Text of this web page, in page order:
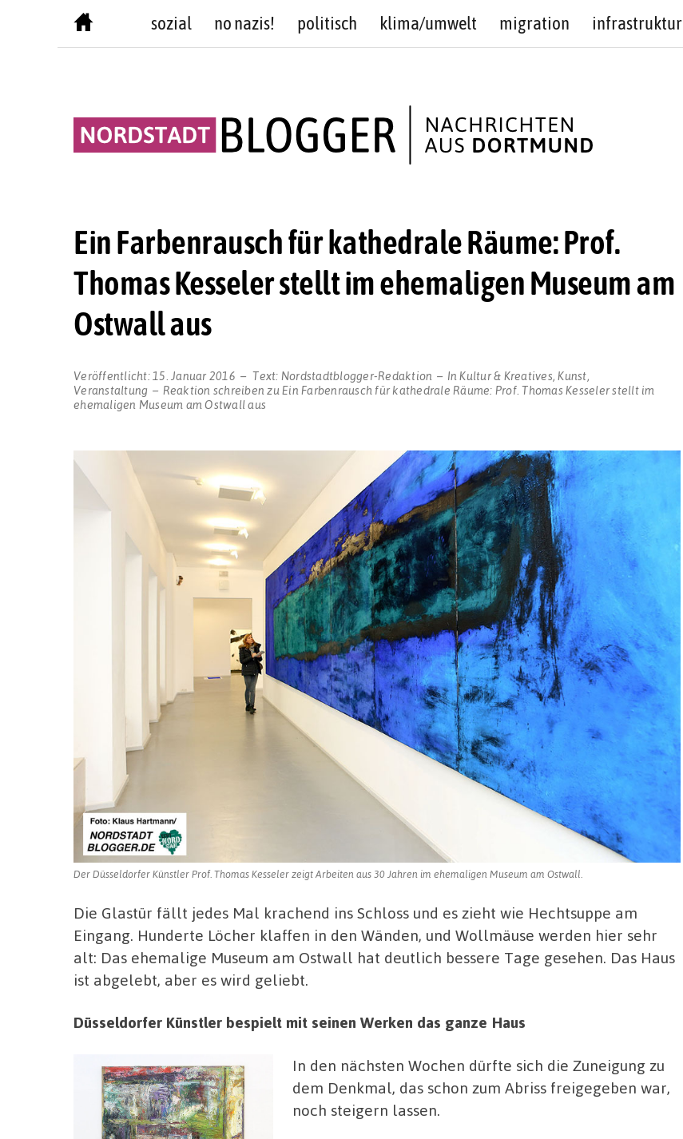
sozial no nazis! politisch klima/umwelt migration infrastruktur
Ein Farbenrausch für kathedrale Räume: Prof.
Thomas Kesseler stellt im ehemaligen Museum am
Ostwall aus
Veröffentlicht: 15. Januar 2016 Text: Nordstadtblogger-Redaktion In Kultur & Kreatives Kunst
Veranstaltung
Reaktion schreiben zu Ein Farbenrausch für kathedrale Räume: Prof. Thomas Kesseler stellt im
ehemaligen Museum am Ostwall aus
Der Düsseldorfer Künstler Prof. Thomas Kesseler zeigt Arbeiten aus 30 Jahren im ehemaligen Museum am Ostwall.
Die Glastür fällt jedes Mal krachend ins Schloss und es zieht wie Hechtsuppe am
Eingang. Hunderte Löcher klaffen in den Wänden, und Wollmäuse werden hier sehr
alt: Das ehemalige Museum am Ostwall hat deutlich bessere Tage gesehen. Das Haus
ist abgelebt, aber es wird geliebt.
Düsseldorfer Künstler bespielt mit seinen Werken das ganze Haus
In den nächsten Wochen dürfte sich die Zuneigung zu
dem Denkmal, das schon zum Abriss freigegeben war,
noch steigern lassen.